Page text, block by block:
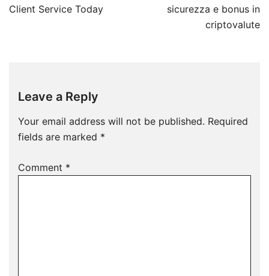
Client Service Today
sicurezza e bonus in
criptovalute
Leave a Reply
Your email address will not be published. Required
fields are marked *
Comment *